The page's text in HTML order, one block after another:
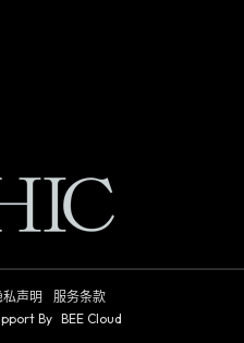
私声明
服务条款
By BEE Cloud